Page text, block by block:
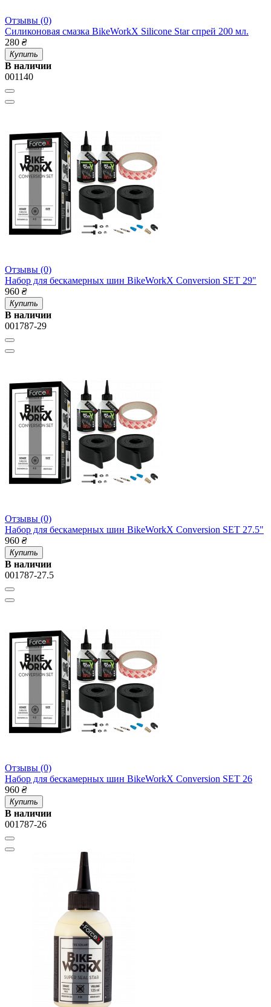
Отзывы (0)
Силиконовая смазка BikeWorkX Silicone Star спрей 200 мл.
280 ₴
Купить
В наличии
001140
Отзывы (0)
Набор для бескамерных шин BikeWorkX Conversion SET 29"
960 ₴
Купить
В наличии
001787-29
Отзывы (0)
Набор для бескамерных шин BikeWorkX Conversion SET 27.5"
960 ₴
Купить
В наличии
001787-27.5
Отзывы (0)
Набор для бескамерных шин BikeWorkX Conversion SET 26
960 ₴
Купить
В наличии
001787-26